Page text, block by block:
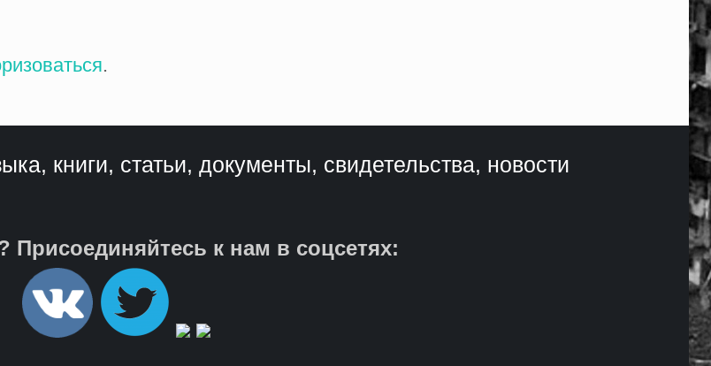
.
книги, статьи, документы, свидетельства, новости
Присоединяйтесь к нам в соцсетях: